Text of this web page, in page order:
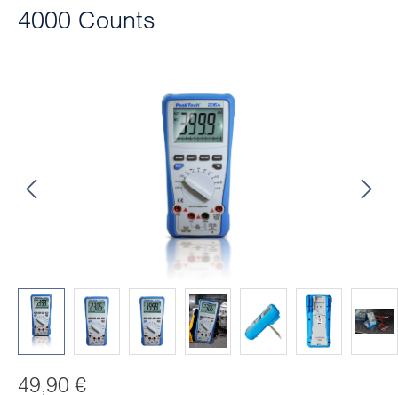
4000 Counts
Bildergalerie überspringen
Regulärer Preis:
49,90 €